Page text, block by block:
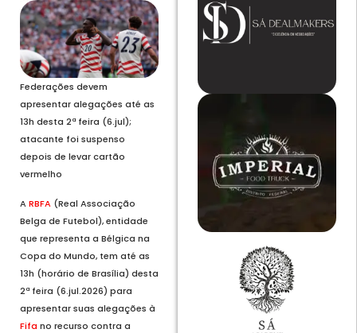
Federações devem
apresentar alegações até as
13h desta 2ª feira (6.jul);
atacante foi suspenso
depois de levar cartão
vermelho
A RBFA (Real Associação
Belga de Futebol), entidade
que representa a Bélgica na
Copa do Mundo, tem até as
13h (horário de Brasília) desta
2ª feira (6.jul.2026) para
apresentar suas alegações à
Fifa no recurso contra a